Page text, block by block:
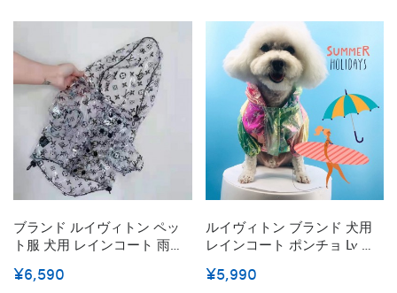
ブランド ルイヴィトン ペッ
ト服 犬用 レインコート 雨具
ョ 防水 防雪 透明おしゃれ 帽
¥6,590
ルイヴィトン ブランド 犬用
レインコート ポンチョ Lv 犬
型ペット 中型犬 UVカット服
¥5,990